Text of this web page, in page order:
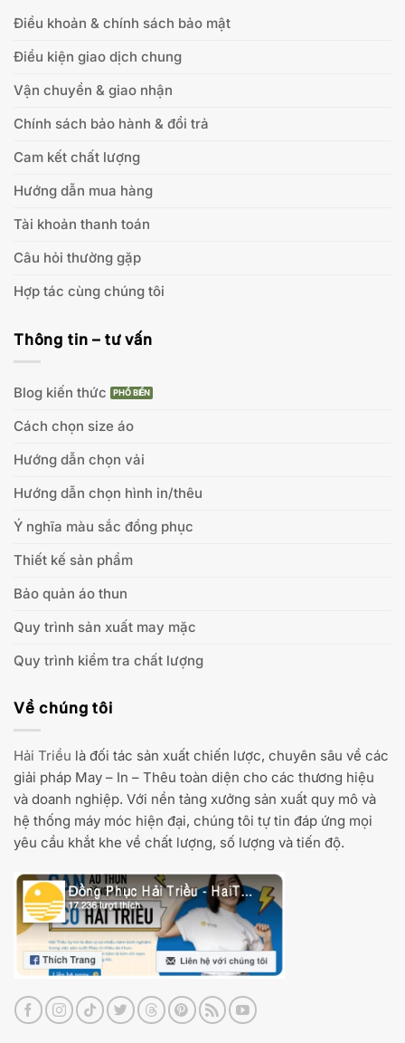
Điều khoản & chính sách bảo mật
Điều kiện giao dịch chung
Vận chuyển & giao nhận
Chính sách bảo hành & đổi trả
Cam kết chất lượng
Hướng dẫn mua hàng
Tài khoản thanh toán
Câu hỏi thường gặp
Hợp tác cùng chúng tôi
Thông tin – tư vấn
Blog kiến thức
Cách chọn size áo
Hướng dẫn chọn vải
Hướng dẫn chọn hình in/thêu
Ý nghĩa màu sắc đồng phục
Thiết kế sản phẩm
Bảo quản áo thun
Quy trình sản xuất may mặc
Quy trình kiểm tra chất lượng
Về chúng tôi
Hải Triều là đối tác sản xuất chiến lược, chuyên sâu về các
giải pháp May – In – Thêu toàn diện cho các thương hiệu
và doanh nghiệp. Với nền tảng xưởng sản xuất quy mô và
hệ thống máy móc hiện đại, chúng tôi tự tin đáp ứng mọi
yêu cầu khắt khe về chất lượng, số lượng và tiến độ.